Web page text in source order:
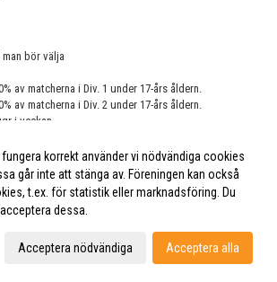
bör välja
av matcherna i Div. 1 under 17-års åldern.
av matcherna i Div. 2 under 17-års åldern.
i veckan.
av matcherna i Div. 1 under 17-års året.
matcherna i Div.2 under 17-års året.
17-års året.
i veckan.
ett stort problem i S:t Eriks-Cupen. Under säsongen
utdragna lag lämnar luckor i serien och gör så
korrekt använder vi nödvändiga cookies
går inte att stänga av. Föreningen kan också
t.ex. för statistik eller marknadsföring. Du
dessa.
Acceptera nödvändiga Acceptera alla